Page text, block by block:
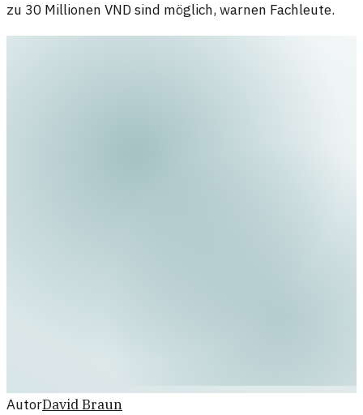
zu 30 Millionen VND sind möglich, warnen Fachleute.
AutorDavid Braun